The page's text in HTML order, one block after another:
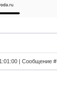
| Сообщение #